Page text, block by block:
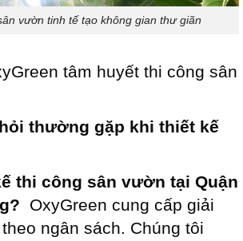
vườn tinh tế tạo không gian thư giãn
tâm huyết thi công sân
thường gặp khi thiết kế
thi công sân vườn tại Quận
OxyGreen cung cấp giải
ngân sách. Chúng tôi